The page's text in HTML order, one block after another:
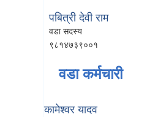
पबित्री देवी राम
वडा सदस्य
९८१४७३९००१
वडा कर्मचारी
कामेश्वर यादव